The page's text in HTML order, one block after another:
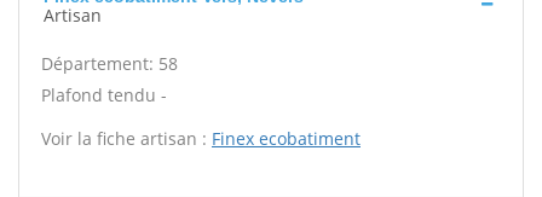
Artisan
Département: 58
Plafond tendu -
Voir la fiche artisan : Finex ecobatiment